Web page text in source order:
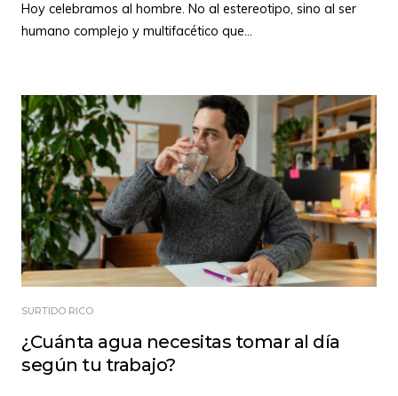
Hoy celebramos al hombre. No al estereotipo, sino al ser
humano complejo y multifacético que...
SURTIDO RICO
¿Cuánta agua necesitas tomar al día
según tu trabajo?